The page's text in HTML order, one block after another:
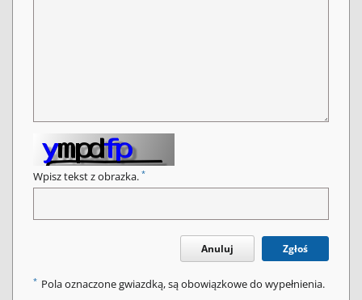
Wpisz tekst z obrazka. *
Anuluj Zgłoś
* Pola oznaczone gwiazdką, są obowiązkowe do wypełnienia.